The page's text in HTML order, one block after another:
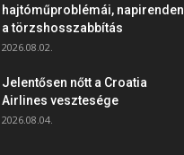
hajtóműproblémái, napirenden
a törzshosszabbítás
2026.08.02.
Jelentősen nőtt a Croatia
Airlines vesztesége
2026.08.04.